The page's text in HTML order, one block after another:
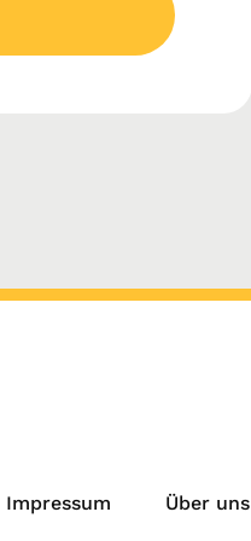
Impressum Über uns